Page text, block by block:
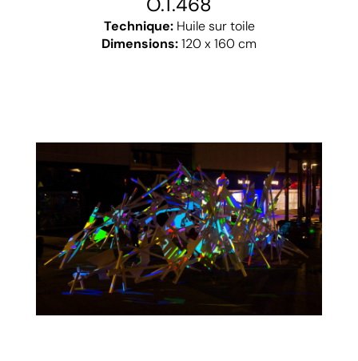
Technique:Huile sur toile
Dimensions:120 x 160 cm